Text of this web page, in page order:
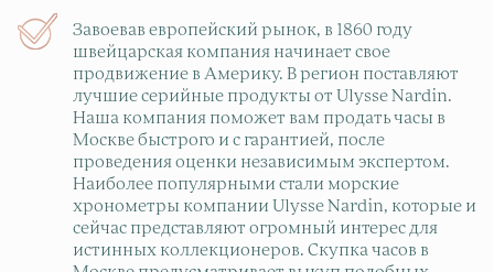
Завоевав европейский рынок, в 1860 году
швейцарская компания начинает свое
продвижение в Америку. В регион поставляют
лучшие серийные продукты от Ulysse Nardin.
Наша компания поможет вам продать часы в
Москве быстрого и с гарантией, после
проведения оценки независимым экспертом.
Наиболее популярными стали морские
хронометры компании Ulysse Nardin, которые и
сейчас представляют огромный интерес для
истинных коллекционеров. Скупка часов в